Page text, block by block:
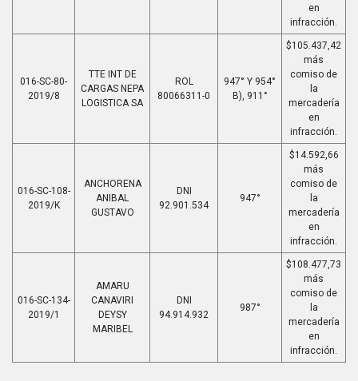
en
infracción.
016-SC-80-
2019/8
TTE INT DE
CARGAS NEPA
LOGISTICA SA
ROL
80066311-0
947° Y 954°
B), 911°
$105.437,42
más
comiso de
la
mercadería
en
infracción.
016-SC-108-
2019/K
ANCHORENA
ANIBAL
GUSTAVO
DNI
92.901.534
947°
$14.592,66
más
comiso de
la
mercadería
en
infracción.
016-SC-134-
2019/1
AMARU
CANAVIRI
DEYSY
MARIBEL
DNI
94.914.932
987°
$108.477,73
más
comiso de
la
mercadería
en
infracción.